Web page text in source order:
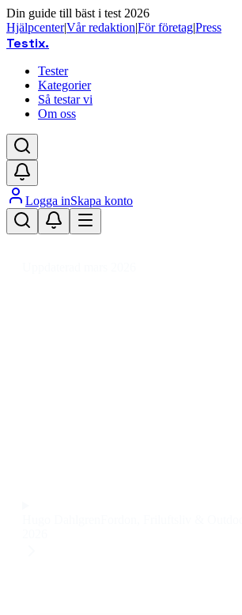
Din guide till bäst i test 2026
Hjälpcenter|Vår redaktion|För företag|Press
Testix.
Tester
Kategorier
Så testar vi
Om oss
Logga inSkapa konto